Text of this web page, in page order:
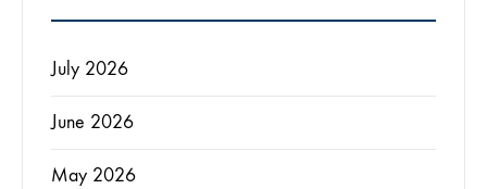
July 2026
June 2026
May 2026